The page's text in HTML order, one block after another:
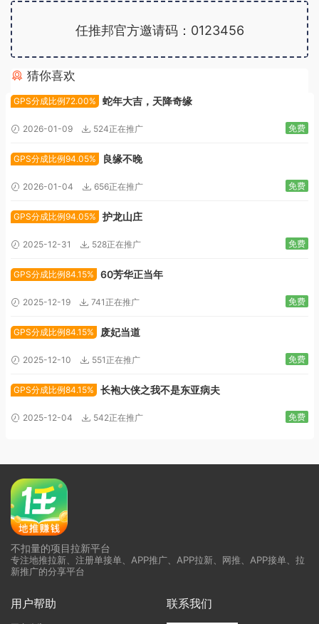
任推邦官方邀请码：0123456
猜你喜欢
GPS分成比例72.00% 蛇年大吉，天降奇缘
2026-01-09 524正在推广 免费
GPS分成比例94.05% 良缘不晚
2026-01-04 656正在推广 免费
GPS分成比例94.05% 护龙山庄
2025-12-31 528正在推广 免费
GPS分成比例84.15% 60芳华正当年
2025-12-19 741正在推广 免费
GPS分成比例84.15% 废妃当道
2025-12-10 551正在推广 免费
GPS分成比例84.15% 长袍大侠之我不是东亚病夫
2025-12-04 542正在推广 免费
不扣量的项目拉新平台
专注地推拉新、注册单接单、APP推广、APP拉新、网推、APP接单、拉
新推广的分享平台
用户帮助 联系我们